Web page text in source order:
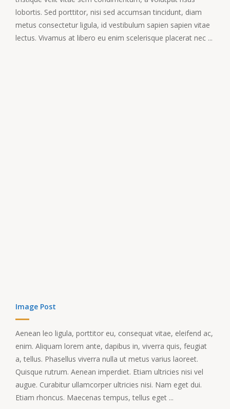
lobortis. Sed porttitor, nisi sed accumsan tincidunt, diam
metus consectetur ligula, id vestibulum sapien sapien vitae
lectus. Vivamus at libero eu enim scelerisque placerat nec ...
Image Post
Aenean leo ligula, porttitor eu, consequat vitae, eleifend ac,
enim. Aliquam lorem ante, dapibus in, viverra quis, feugiat
a, tellus. Phasellus viverra nulla ut metus varius laoreet.
Quisque rutrum. Aenean imperdiet. Etiam ultricies nisi vel
augue. Curabitur ullamcorper ultricies nisi. Nam eget dui.
Etiam rhoncus. Maecenas tempus, tellus eget ...